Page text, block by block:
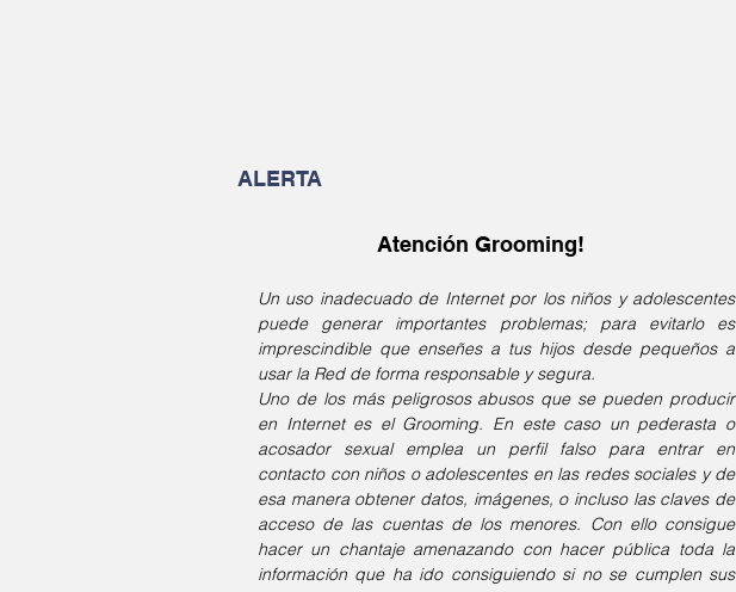
ALERTA
Atención Grooming!
Un uso inadecuado de Internet por los niños y adolescentes
puede generar importantes problemas; para evitarlo es
imprescindible que enseñes a tus hijos desde pequeños a
usar la Red de forma responsable y segura.
Uno de los más peligrosos abusos que se pueden producir
en Internet es el Grooming. En este caso un pederasta o
acosador sexual emplea un perfil falso para entrar en
contacto con niños o adolescentes en las redes sociales y de
esa manera obtener datos, imágenes, o incluso las claves de
acceso de las cuentas de los menores. Con ello consigue
hacer un chantaje amenazando con hacer pública toda la
información que ha ido consiguiendo si no se cumplen sus